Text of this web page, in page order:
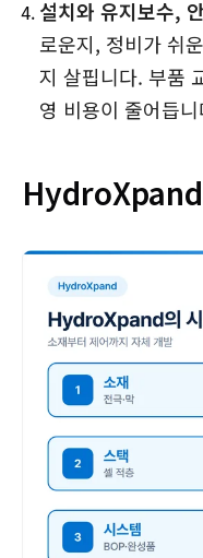
설치와 유지보수,
로운지, 정비가 쉬
지 살핍니다. 부품
영 비용이 줄어듭
HydroXpand